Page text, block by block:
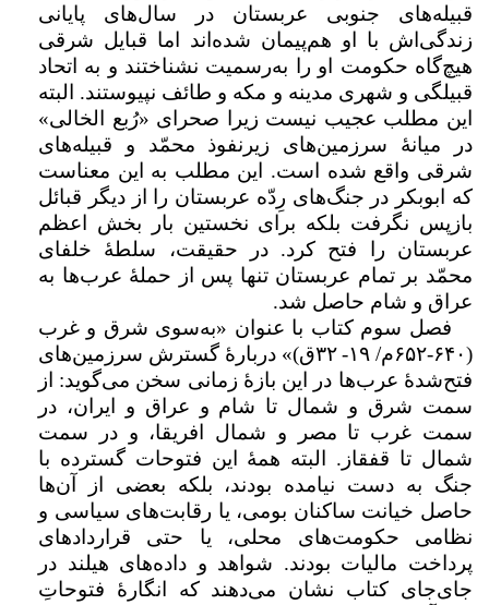
قبیله‌های جنوبی عربستان در سال‌های پایانی
زندگی‌اش با او هم‌پیمان شده‌اند اما قبایل شرقی
هیچ‌گاه حکومت او را به‌رسمیت نشناختند و به اتحاد
قبیلگی و شهری مدینه و مکه و طائف نپیوستند. البته
این مطلب عجیب نیست زیرا صحرای «رُبع الخالی»
در میانهٔ سرزمین‌های زیرنفوذ محمّد و قبیله‌های
شرقی واقع شده است. این مطلب به این معناست
که ابوبکر در جنگ‌های رِدّه عربستان را از دیگر قبائل
بازپس نگرفت بلکه برای نخستین بار بخش اعظم
عربستان را فتح کرد. در حقیقت، سلطهٔ خلفای
محمّد بر تمام عربستان تنها پس از حملهٔ عرب‌ها به
عراق و شام حاصل شد.
فصل سوم کتاب با عنوان «به‌سوی شرق و غرب
(۶۴۰-۶۵۲ م/ ۱۹-۳۲ق)» دربارهٔ گسترش سرزمین‌های
فتح‌شدهٔ عرب‌ها در این بازهٔ زمانی سخن می‌گوید: از
سمت شرق و شمال تا شام و عراق و ایران، در
سمت غرب تا مصر و شمال افریقا، و در سمت
شمال تا قفقاز. البته همهٔ این فتوحات گسترده با
جنگ به دست نیامده بودند، بلکه بعضی از آن‌ها
حاصل خیانت ساکنان بومی، یا رقابت‌های سیاسی و
نظامی حکومت‌های محلی، یا حتی قراردادهای
پرداخت مالیات بودند. شواهد و داده‌های هیلند در
جای‌جای کتاب نشان می‌دهند که انگارهٔ فتوحاتِ